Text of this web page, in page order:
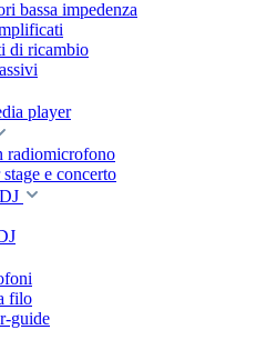
bassa impedenza
di ricambio
player
radiomicrofono
e concerto
filo
guide